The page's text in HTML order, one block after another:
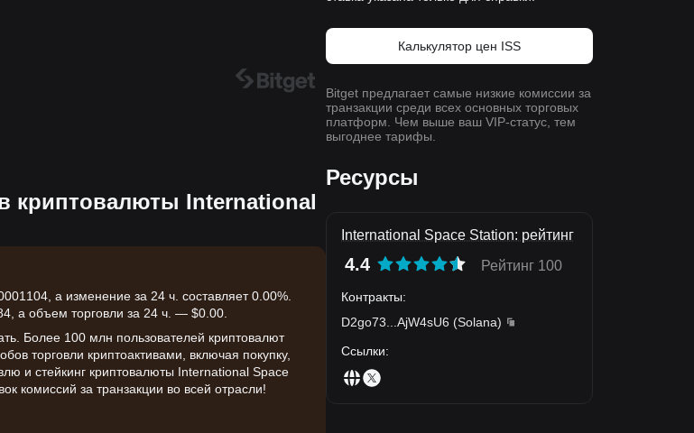
криптовалюты International
а изменение за 24 ч. составляет 0.00%.
а объем торговли за 24 ч. — $0.00.
Более 100 млн пользователей криптовалют
торговли криптоактивами, включая покупку,
и стейкинг криптовалюты International Space
комиссий за транзакции во всей отрасли!
Калькулятор цен ISS
Bitget предлагает самые низкие комиссии за
транзакции среди всех основных торговых
платформ. Чем выше ваш VIP-статус, тем
выгоднее тарифы.
Ресурсы
International Space Station: рейтинг
4.4 Рейтинг 100
Контракты:
D2go73
AjW4sU6 (Solana)
Ссылки: